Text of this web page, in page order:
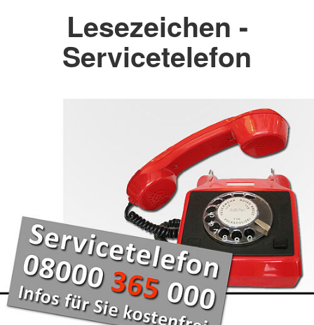
Lesezeichen -
Servicetelefon